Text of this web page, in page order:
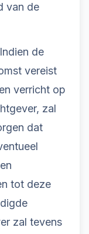
van de
Indien de
vereist
verricht op
zal
dat
tot deze
zal tevens